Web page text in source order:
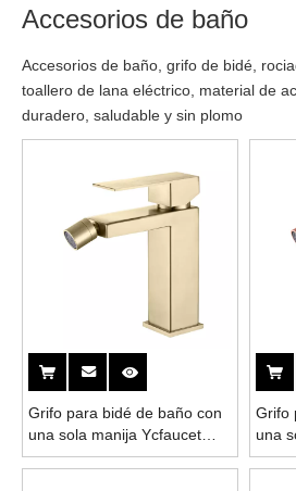
Accesorios de baño
Accesorios de baño, grifo de bidé,
toallero de lana eléctrico, material de
duradero, saludable y sin plomo
Grifo para bidé de baño con
una sola manija Ycfaucet
cuadrado de oro cepillado de
Grifo
una